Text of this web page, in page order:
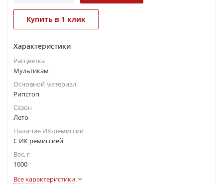
Купить в 1 клик
Характеристики
Расцветка
Мультикам
Основной материал
Рипстоп
Сезон
Лето
Наличие ИК-ремиссии
С ИК ремиссией
Вес, г
1000
Все характеристики